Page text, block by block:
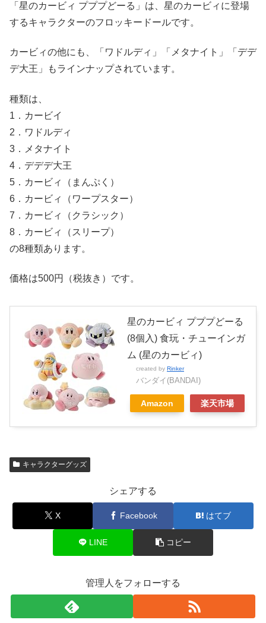
「星のカービィ プププどーる」は、星のカービィに登場
するキャラクターのフロッキードールです。
カービィの他にも、「ワドルディ」「メタナイト」「デデ
デ大王」もラインナップされています。
種類は、
1．カービイ
2．ワドルディ
3．メタナイト
4．デデデ大王
5．カービィ（まんぷく）
6．カービィ（ワープスター）
7．カービィ（クラシック）
8．カービィ（スリープ）
の8種類あります。
価格は500円（税抜き）です。
星のカービィ プププどーる
(8個入) 食玩・チューインガ
ム (星のカービィ)
created by Rinker
バンダイ(BANDAI)
Amazon 楽天市場
キャラクターグッズ
シェアする
X Facebook はてブ
LINE コピー
管理人をフォローする